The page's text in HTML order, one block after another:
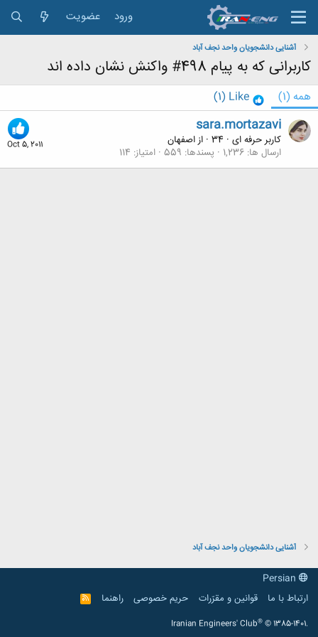
ورود عضویت
آشنایی دانشجویان واحد نجف آباد
کاربرانی که به پیام 498# واکنش نشان داده اند
همه (1)
Like
(1)
Oct 5, 2011
sara.mortazavi
کاربر حرفه ای ·
· ازاصفهان
ارسال ها 1,236 پسندها 559 امتیاز 114
آشنایی دانشجویان واحد نجف آباد
ارتباط با ما
قوانین و مقرّرات حریم خصوصی راهنما
R
S
Iranian Engineers' Club® © 1385-1401.